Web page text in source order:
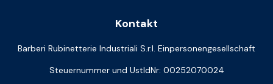
Kontakt
Barberi Rubinetterie Industriali S.r.l. Einpersonengesellschaft
Steuernummer und UstIdNr: 00252070024